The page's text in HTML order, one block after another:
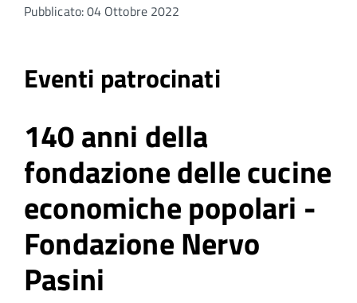
Pubblicato: 04 Ottobre 2022
Eventi patrocinati
140 anni della
fondazione delle cucine
economiche popolari -
Fondazione Nervo
Pasini